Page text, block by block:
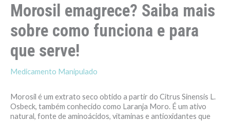
Morosil emagrece? Saiba mais
sobre como funciona e para
que serve!
Medicamento Manipulado
Morosil é um extrato seco obtido a partir do Citrus Sinensis L.
Osbeck, também conhecido como Laranja Moro. É um ativo
natural, fonte de aminoácidos, vitaminas e antioxidantes que